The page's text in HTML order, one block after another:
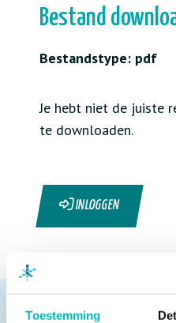
Toestemming
Bestand
Bestandstype: pdf
Je hebt niet de juiste
te downloaden.
INLOGGEN